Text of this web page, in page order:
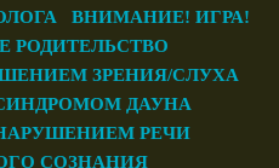
ВНИМАНИЕ! ИГРА!
РОДИТЕЛЬСТВО
ЗРЕНИЯ/СЛУХА
ДАУНА
РЕЧИ
СОЗНАНИЯ